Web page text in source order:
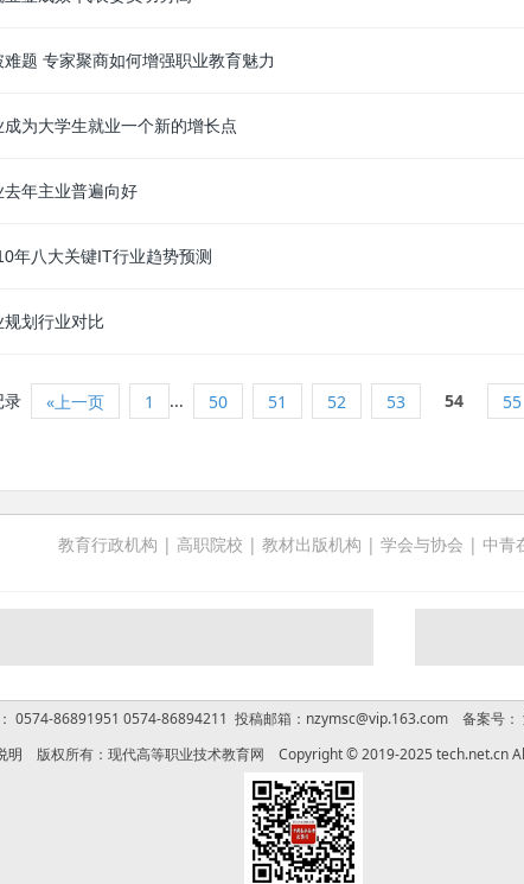
题 专家聚商如何增强职业教育魅力
为大学生就业一个新的增长点
年主业普遍向好
年八大关键IT行业趋势预测
划行业对比
录 «上一页 1 ... 50 51 52 53 54 55
教育行政机构 | 高职院校 | 教材出版机构 | 学会与协会 | 中青
0574-86891951 0574-86894211 投稿邮箱：nzymsc@vip.163.com 备案号：
明 版权所有：现代高等职业技术教育网 Copyright © 2019-2025 tech.net.cn